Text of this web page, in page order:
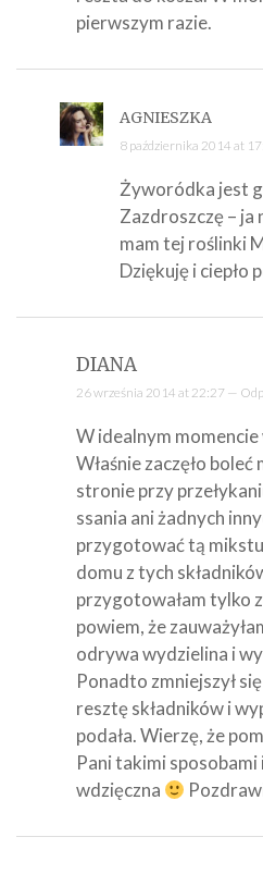
pierwszym razie.
AGNIESZKA
8 października 2014 at
Żyworódka jest
Zazdroszczę – ja
mam tej roślinki
Dziękuję i ciepło
DIANA
26 września 2014 at 22:27 —
W idealnym
Właśnie zaczęło
stronie przy
ssania ani żadnych
przygotować tą
domu z tych
przygotowałam tylko
powiem, że
odrywa wydzielina i
Ponadto zmniejszył
resztę składników i
podała. Wierzę, że
Pani takimi
wdzięczna